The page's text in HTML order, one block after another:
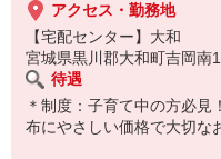
アクセス・勤務地
【宅配センター】大和
宮城県黒川郡大和町吉岡南
待遇
＊制度：子育て中の方必
布にやさしい価格で大切な